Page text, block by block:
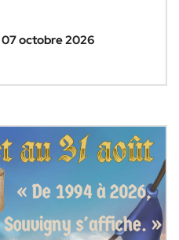
07 octobre 2026